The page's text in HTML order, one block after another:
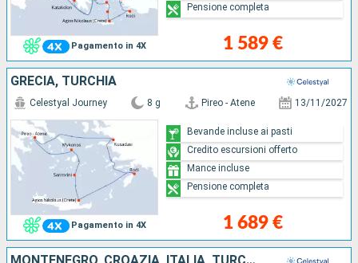
Pagamento in 4X 1 589 €
Pensione completa
GRECIA, TURCHIA
Pagamento in 4X
Celestyal Journey 8 g Pireo - Atene 13/11/2027
1 689 €
Bevande incluse ai pasti
Credito escursioni offerto
Mance incluse
Pensione completa